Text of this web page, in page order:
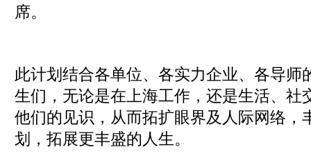
席。
此计划结合各单位、各实力企业、各导师
生们，无论是在上海工作，还是生活、社
他们的见识，从而拓扩眼界及人际网络，
划，拓展更丰盛的人生。